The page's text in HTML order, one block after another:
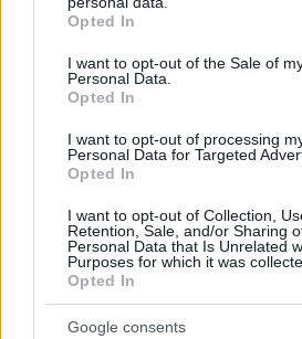
grant or deny consent to Google and
use your data for below specified
consent section.
Opted In
I want to opt-out of the Sale of
Personal Data.
Opted In
I want to opt-out of processing
Personal Data for Targeted
Opted In
I want to opt-out of Collection,
Retention, Sale, and/or Sharing
Personal Data that Is Unrelated
Purposes for which it was
Opted In
Google consents
Ο Γιάννης Στάνκογλου δημοσίευσε
φωτογραφία του από το παρελθόν με
μακριά μαλλιά: Αναμνήσεις, έγραψε
07.08.2026, 09:09
Άγριος καβγάς στη Θήβα: Ρομά πήρε
το αυτοκίνητο και άρχισε να εμβολίζει
το ΙΧ ενός αλλοδαπού, δείτε βίντεο
07.08.2026, 10:27